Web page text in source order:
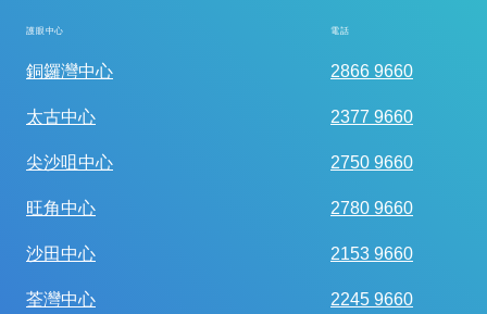
護眼中心 電話
銅鑼灣中心 2866 9660
太古中心 2377 9660
尖沙咀中心 2750 9660
旺角中心 2780 9660
沙田中心 2153 9660
荃灣中心 2245 9660